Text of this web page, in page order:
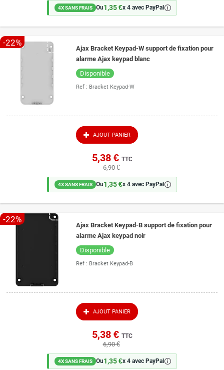
4X SANS FRAIS Ou1,35 €x 4 avec PayPal 🛈
-22%
Ajax Bracket Keypad-W support de fixation pour
alarme Ajax keypad blanc
Disponible
Ref : Bracket Keypad-W
AJOUT PANIER
5,38 € TTC
6,90 €
4X SANS FRAIS Ou1,35 €x 4 avec PayPal 🛈
-22%
Ajax Bracket Keypad-B support de fixation pour
alarme Ajax keypad noir
Disponible
Ref : Bracket Keypad-B
AJOUT PANIER
5,38 € TTC
6,90 €
4X SANS FRAIS Ou1,35 €x 4 avec PayPal 🛈